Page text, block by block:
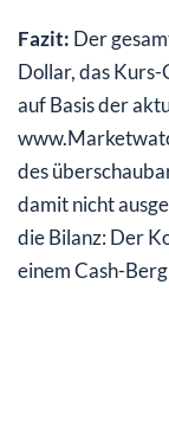
Fazit: Der
Dollar, das
auf Basis der
des
damit nicht
die Bilanz: Der
einem Cash-